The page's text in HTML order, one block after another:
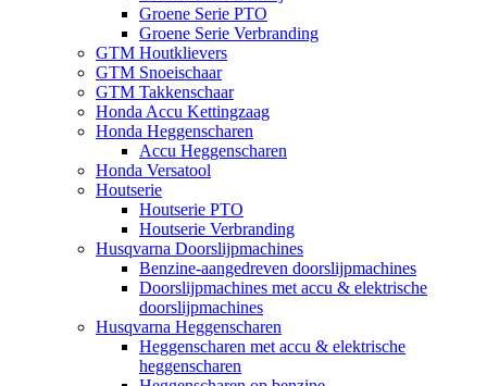
Groene Serie PTO
Groene Serie Verbranding
GTM Houtklievers
GTM Snoeischaar
GTM Takkenschaar
Honda Accu Kettingzaag
Honda Heggenscharen
Accu Heggenscharen
Honda Versatool
Houtserie
Houtserie PTO
Houtserie Verbranding
Husqvarna Doorslijpmachines
Benzine-aangedreven doorslijpmachines
Doorslijpmachines met accu & elektrische
doorslijpmachines
Husqvarna Heggenscharen
Heggenscharen met accu & elektrische
heggenscharen